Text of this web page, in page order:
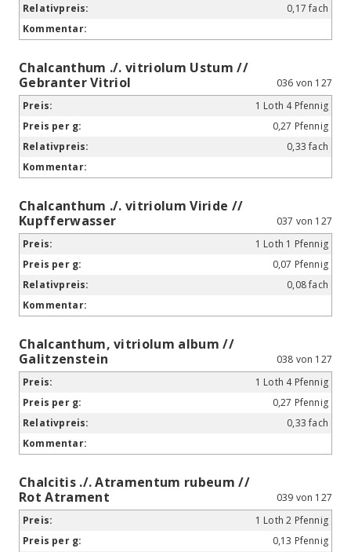
0,17 fach
Chalcanthum ./. vitriolum Ustum //
Gebranter Vitriol
036 von 127
1 Loth 4 Pfennig
0,27 Pfennig
0,33 fach
Chalcanthum ./. vitriolum Viride //
Kupfferwasser
037 von 127
1 Loth 1 Pfennig
0,07 Pfennig
0,08 fach
Chalcanthum, vitriolum album //
Galitzenstein
038 von 127
1 Loth 4 Pfennig
0,27 Pfennig
0,33 fach
Chalcitis ./. Atramentum rubeum //
Rot Atrament
039 von 127
1 Loth 2 Pfennig
0,13 Pfennig